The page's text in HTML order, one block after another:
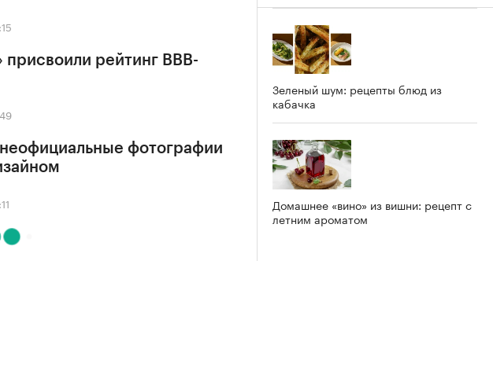
присвоили рейтинг BBB-
фотографии
Зеленый шум: рецепты блюд из
кабачка
Домашнее «вино» из вишни: рецепт с
летним ароматом